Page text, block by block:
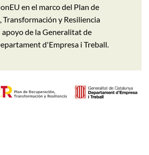
en el marco del Plan de
Transformación y Resiliencia
apoyo de la Generalitat de
d'Empresa i Treball.